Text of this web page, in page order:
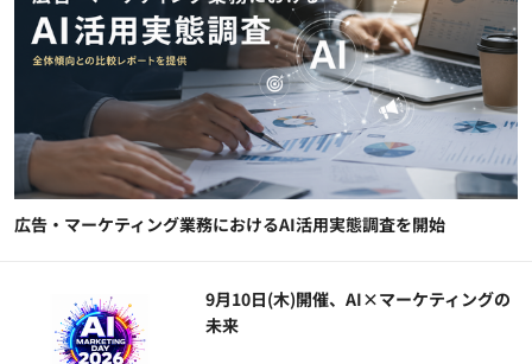
広告・マーケティング業務におけるAI活用実態調査を開始
9月10日(木)開催、AI×マーケティングの
未来